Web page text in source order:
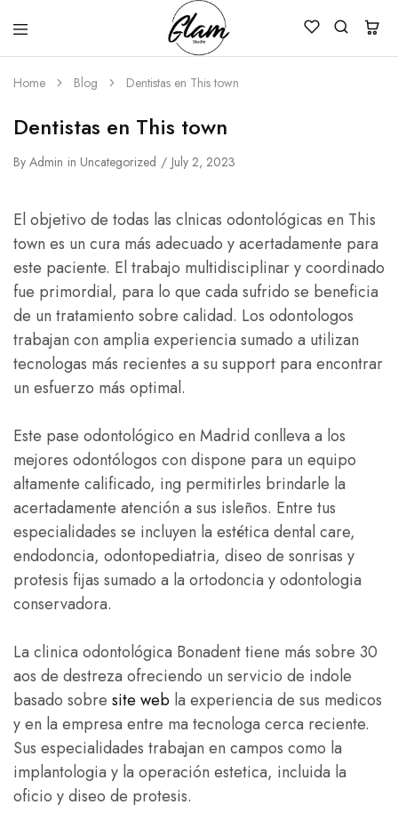
Glam
Studio
Kenya
Home Blog Dentistas en This town
Dentistas en This town
By Admin in Uncategorized July 2, 2023
El objetivo de todas las clnicas odontológicas en This
town es un cura más adecuado y acertadamente para
este paciente. El trabajo multidisciplinar y coordinado
fue primordial, para lo que cada sufrido se beneficia
de un tratamiento sobre calidad. Los odontologos
trabajan con amplia experiencia sumado a utilizan
tecnologas más recientes a su support para encontrar
un esfuerzo más optimal.
Este pase odontológico en Madrid conlleva a los
mejores odontólogos con dispone para un equipo
altamente calificado, ing permitirles brindarle la
acertadamente atención a sus isleños. Entre tus
especialidades se incluyen la estética dental care,
endodoncia, odontopediatria, diseo de sonrisas y
protesis fijas sumado a la ortodoncia y odontologia
conservadora.
La clinica odontológica Bonadent tiene más sobre 30
aos de destreza ofreciendo un servicio de indole
basado sobre site web la experiencia de sus medicos
y en la empresa entre ma tecnologa cerca reciente.
Sus especialidades trabajan en campos como la
implantologia y la operación estetica, incluida la
oficio y diseo de protesis.